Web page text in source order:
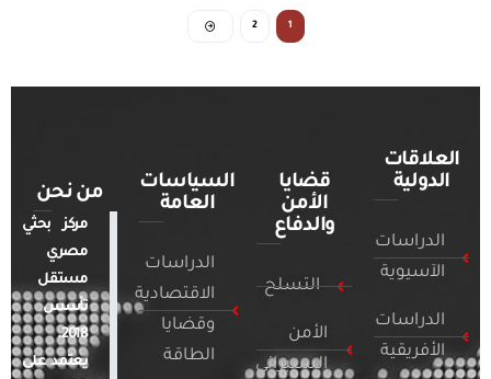
العلاقات
الدولية
الدراسات
الآسيوية
الدراسات
الأفريقية
قضايا
الأمن
والدفاع
التسلح
الأمن
السيبراني
السياسات
العامة
الدراسات
الاقتصادية
وقضايا
الطاقة
من نحن
مركز بحثي
مصري
مستقل
تأسس
2018.
يعتمد على